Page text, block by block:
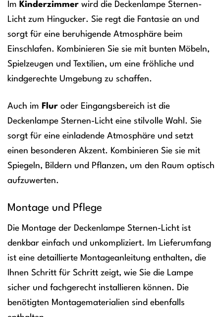
Im Kinderzimmer wird die Deckenlampe Sternen-
Licht zum Hingucker. Sie regt die Fantasie an und
sorgt für eine beruhigende Atmosphäre beim
Einschlafen. Kombinieren Sie sie mit bunten Möbeln,
Spielzeugen und Textilien, um eine fröhliche und
kindgerechte Umgebung zu schaffen.
Auch im Flur oder Eingangsbereich ist die
Deckenlampe Sternen-Licht eine stilvolle Wahl. Sie
sorgt für eine einladende Atmosphäre und setzt
einen besonderen Akzent. Kombinieren Sie sie mit
Spiegeln, Bildern und Pflanzen, um den Raum optisch
aufzuwerten.
Montage und Pflege
Die Montage der Deckenlampe Sternen-Licht ist
denkbar einfach und unkompliziert. Im Lieferumfang
ist eine detaillierte Montageanleitung enthalten, die
Ihnen Schritt für Schritt zeigt, wie Sie die Lampe
sicher und fachgerecht installieren können. Die
benötigten Montagematerialien sind ebenfalls